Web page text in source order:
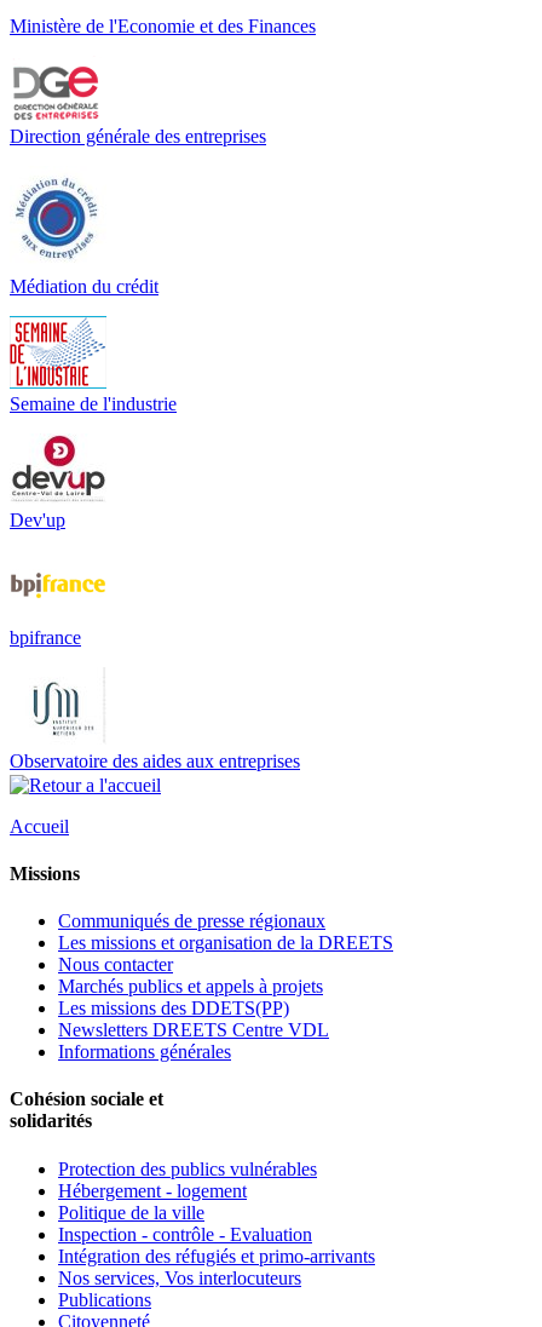
Ministère de l'Economie et des Finances
Direction générale des entreprises
Médiation du crédit
Semaine de l'industrie
Dev'up
bpifrance
Observatoire des aides aux entreprises
Accueil
Missions
Communiqués de presse régionaux
Les missions et organisation de la DREETS
Nous contacter
Marchés publics et appels à projets
Les missions des DDETS(PP)
Newsletters DREETS Centre VDL
Informations générales
Cohésion sociale et
solidarités
Protection des publics vulnérables
Hébergement - logement
Politique de la ville
Inspection - contrôle - Evaluation
Intégration des réfugiés et primo-arrivants
Nos services, Vos interlocuteurs
Publications
Citoyenneté